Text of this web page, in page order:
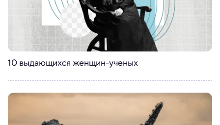
10 выдающихся женщин-ученых